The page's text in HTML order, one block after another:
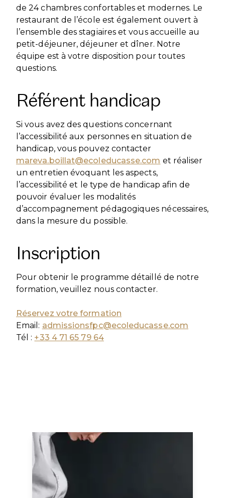
de 24 chambres confortables et modernes. Le
restaurant de l’école est également ouvert à
l’ensemble des stagiaires et vous accueille au
petit-déjeuner, déjeuner et dîner. Notre
équipe est à votre disposition pour toutes
questions.
Référent handicap
Si vous avez des questions concernant
l’accessibilité aux personnes en situation de
handicap, vous pouvez contacter
mareva.boillat@ecoleducasse.com et réaliser
un entretien évoquant les aspects,
l’accessibilité et le type de handicap afin de
pouvoir évaluer les modalités
d’accompagnement pédagogiques nécessaires,
dans la mesure du possible.
Inscription
Pour obtenir le programme détaillé de notre
formation, veuillez nous contacter.
Réservez votre formation
Email: admissionsfpc@ecoleducasse.com
Tél : +33 4 71 65 79 64